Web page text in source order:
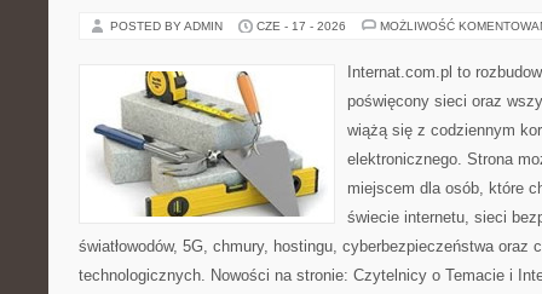
POSTED BY ADMIN CZE - 17 - 2026 MOŻLIWOŚĆ
Internat.com.pl to
poświęcony sieci oraz
wiążą się z codziennym
elektronicznego. Strona
miejscem dla osób, które
świecie internetu, sieci
światłowodów, 5G, chmury, hostingu, cyberbezpieczeństwa oraz
technologicznych. Nowości na stronie: Czytelnicy o Temacie i